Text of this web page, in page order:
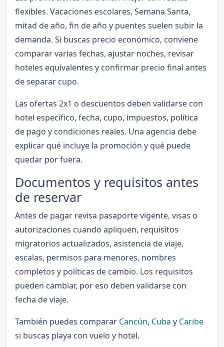
flexibles. Vacaciones escolares, Semana Santa,
mitad de año, fin de año y puentes suelen subir la
demanda. Si buscas precio económico, conviene
comparar varias fechas, ajustar noches, revisar
hoteles equivalentes y confirmar precio final antes
de separar cupo.
Las ofertas 2x1 o descuentos deben validarse con
hotel específico, fecha, cupo, impuestos, política
de pago y condiciones reales. Una agencia debe
explicar qué incluye la promoción y qué puede
quedar por fuera.
Documentos y requisitos antes
de reservar
Antes de pagar revisa pasaporte vigente, visas o
autorizaciones cuando apliquen, requisitos
migratorios actualizados, asistencia de viaje,
escalas, permisos para menores, nombres
completos y políticas de cambio. Los requisitos
pueden cambiar, por eso deben validarse con
fecha de viaje.
También puedes comparar Cancún, Cuba y Caribe
si buscas playa con vuelo y hotel.